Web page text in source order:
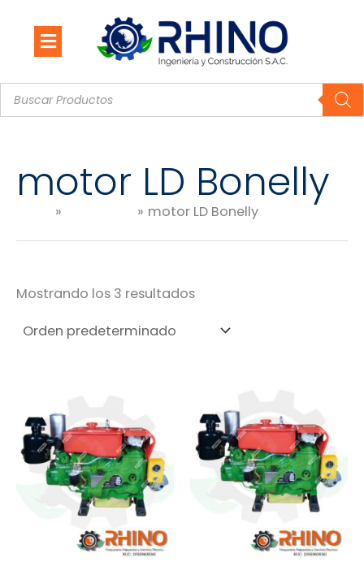
contenido
Búsqueda
de
productos
motor LD Bonelly
motor LD Bonelly
Mostrando los 3 resultados